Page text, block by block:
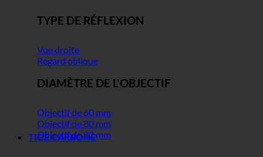
TYPE DE RÉFLEXION
Vue droite
Regard oblique
DIAMÈTRE DE L'OBJECTIF
Objectif de 60 mm
Objectif de 80 mm
Objectif de 82 mm
TIGE CARBONE